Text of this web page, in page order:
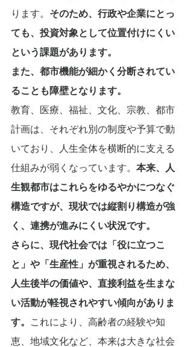
ります。 そのため、行政や企業にとっ
ても、投資対象として位置付けにくい
という課題があります。
また、都市機能が細かく分断されてい
ることも障壁となります。
教育、医療、福祉、文化、宗教、都市
計画は、それぞれ別の制度や予算で動
いており、人生全体を横断的に支える
仕組みが弱くなっています。 本来、人
生観都市はこれらをゆるやかにつなぐ
構造ですが、現状では縦割り構造が強
く、連携が進みにくい状況です。
さらに、現代社会では「役に立つこ
と」や「生産性」が重視されるため、
人生後半の価値や、直接利益を生まな
い活動が軽視されやすい傾向がありま
す。
これにより、高齢者の経験や知
恵、地域文化など、本来は大きな社会